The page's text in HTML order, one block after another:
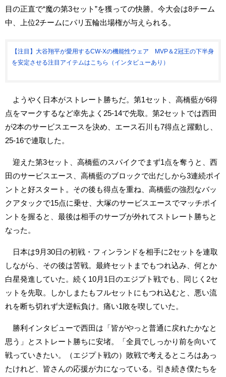
目の正直で“魔の第3セット”を獲っての快勝。今大会は8チーム
中、上位2チームにパリ五輪出場権が与えられる。
【注目】大谷翔平が愛用するCW-Xの機能性ウェア MVP＆2冠王の下半身
を安定させる注目アイテムはこちら（インタビューあり）
ようやく日本がストレート勝ちだ。第1セット、高橋藍が6得
点をマークするなど幸先よく25-14で先取。第2セットでは西田
が2本のサービスエースを決め、エース石川も7得点と躍動し、
25-16で連取した。
迎えた第3セット、高橋藍のスパイクでまず1点を奪うと、西
田のサービスエース、高橋藍のブロックで出だしから3連続ポイ
ントと好スタート。その後も得点を重ね、高橋藍の強烈なバッ
クアタックで15点に乗せ、大塚のサービスエースでマッチポイ
ントを握ると、最後は相手のサーブが外れてストレート勝ちと
なった。
日本は9月30日の初戦・フィンランドを相手に2セットを連取
しながら、その後は苦戦。最終セットまでもつれ込み、何とか
白星発進していた。続く10月1日のエジプト戦でも、同じく2セ
ットを先取。しかしまたもフルセットにもつれ込むと、悪い流
れを断ち切れず大逆転負け。痛い1敗を喫していた。
勝利インタビューで西田は「皆がやっと普通に戻れたかなと
思う」とストレート勝ちに安堵。「全員でしっかり前を向いて
戦っていきたい。（エジプト戦の）敗戦で考えるところはあっ
たけれど、皆さんの応援が力になっている。引き続き僕たちを